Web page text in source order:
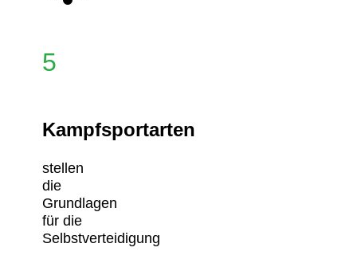
5
Kampfsportarten
stellen
die
Grundlagen
für die
Selbstverteidigung